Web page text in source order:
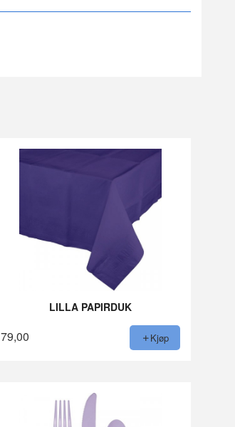
LILLA PAPIRDUK
79,00 Kjøp